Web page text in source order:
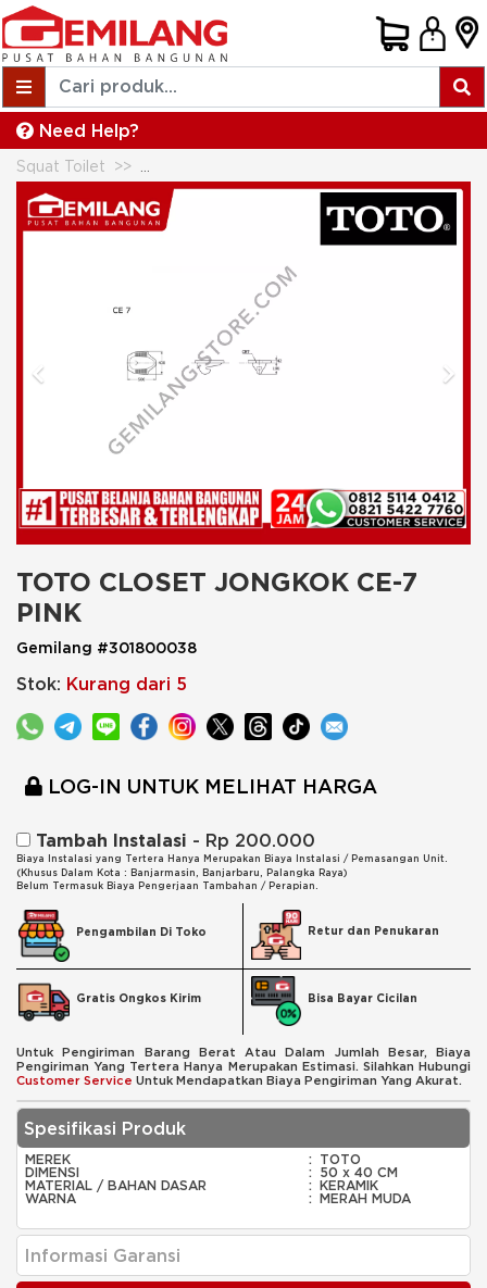
Need Help?
Squat Toilet
Previous Next
TOTO CLOSET JONGKOK CE-7
PINK
Gemilang #301800038
Stok: Kurang dari 5
LOG-IN UNTUK MELIHAT HARGA
Tambah Instalasi - Rp 200.000
Biaya Instalasi yang Tertera Hanya Merupakan Biaya Instalasi / Pemasangan Unit.
(Khusus Dalam Kota : Banjarmasin, Banjarbaru, Palangka Raya)
Belum Termasuk Biaya Pengerjaan Tambahan / Perapian.
Pengambilan Di Toko Retur dan Penukaran
Gratis Ongkos Kirim Bisa Bayar Cicilan
Untuk Pengiriman Barang Berat Atau Dalam Jumlah Besar, Biaya
Pengiriman Yang Tertera Hanya Merupakan Estimasi. Silahkan Hubungi
Customer Service Untuk Mendapatkan Biaya Pengiriman Yang Akurat.
Spesifikasi Produk
MEREK : TOTO
DIMENSI
: 50 x 40 CM
MATERIAL / BAHAN DASAR
: KERAMIK
WARNA
: MERAH MUDA
Informasi Garansi